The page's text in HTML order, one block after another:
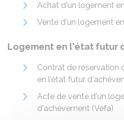
Achat d'un logement
Vente d'un logement
Logement en l'état futur
Contrat de réservation
en l'état futur
Acte de vente d'un
d'achèvement (Vefa)